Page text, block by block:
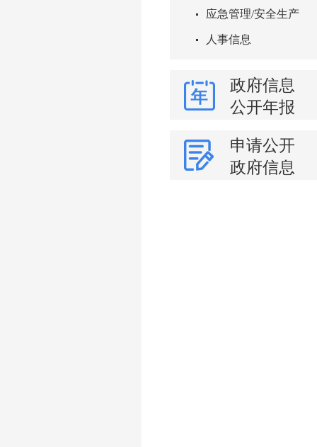
应急管理/安全生产
人事信息
政府信息
公开年报
申请公开
政府信息